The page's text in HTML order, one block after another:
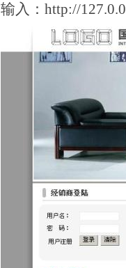
输入：http://